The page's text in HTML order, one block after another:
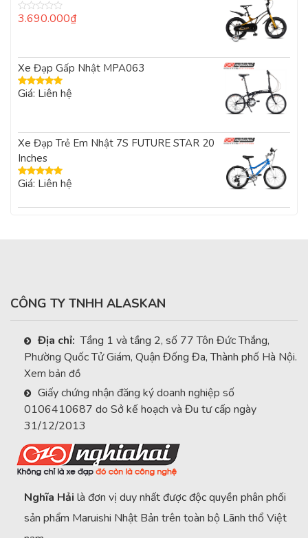
Được
5
sao
3.690.000₫
Xe Đạp Gấp Nhật MPA063
Được xếp
Giá: Liên hệ
Xe Đạp Trẻ Em Nhật 7S FUTURE STAR 20
Inches
Được xếp
Giá: Liên hệ
CÔNG TY TNHH ALASKAN
Địa chỉ: Tầng 1 và tầng 2, số 77 Tôn Đức Thắng,
Phường Quốc Tử Giám, Quận Đống Đa, Thành phố Hà Nội.
Xem bản đồ
Giấy chứng nhận đăng ký doanh nghiệp số
0106410687 do Sở kế hoạch và Đu tư cấp ngày
31/12/2013
Nghĩa Hải là đơn vị duy nhất được độc quyền phân phối
sản phẩm Maruishi Nhật Bản trên toàn bộ Lãnh thổ Việt